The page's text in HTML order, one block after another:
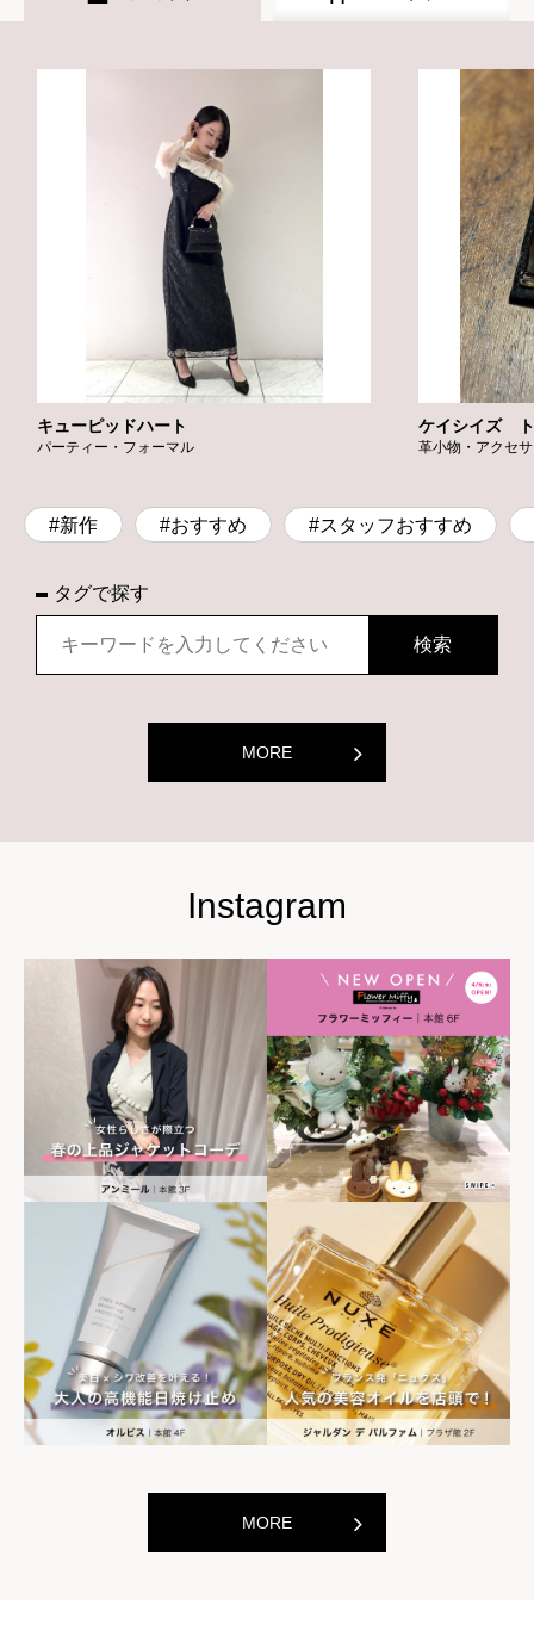
キューピッドハート
パーティー・フォーマル
ケイシイズ ト
革小物・アクセ
#新作 #おすすめ #スタッフおすすめ
タグで探す
MORE
世界の山ちゃん 世界の山ちゃん
[居酒屋]
Instagram
MORE